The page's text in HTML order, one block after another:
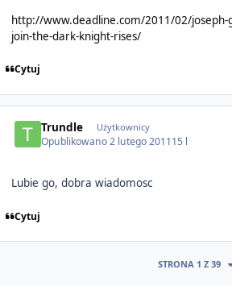
http://www.deadline.com/2011/02/joseph-
join-the-dark-knight-rises/
Cytuj
Trundle Użytkownicy
Opublikowano2 lutego 201115 l
Lubie go, dobra wiadomosc
Cytuj
STRONA 1 Z 39